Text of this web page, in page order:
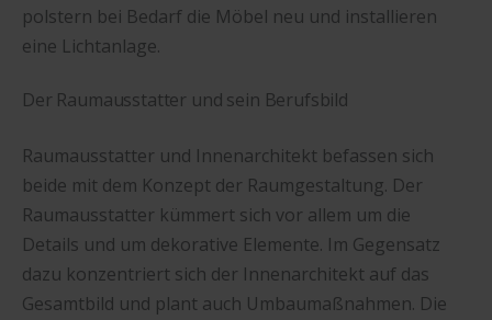
polstern bei Bedarf die Möbel neu und installieren
eine Lichtanlage.
Der Raumausstatter und sein Berufsbild
Raumausstatter und Innenarchitekt befassen sich
beide mit dem Konzept der Raumgestaltung. Der
Raumausstatter kümmert sich vor allem um die
Details und um dekorative Elemente. Im Gegensatz
dazu konzentriert sich der Innenarchitekt auf das
Gesamtbild und plant auch Umbaumaßnahmen. Die